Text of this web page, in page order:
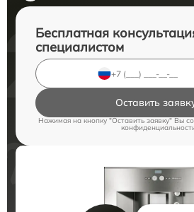
Бесплатная
специалистом
Оставить
Нажимая на кнопку "Оставить заявку" Вы